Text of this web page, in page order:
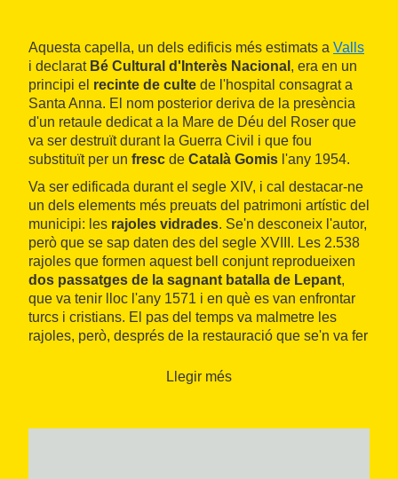
Aquesta capella, un dels edificis més estimats a Valls
i declarat Bé Cultural d'Interès Nacional , era en un
principi el recinte de culte de l'hospital consagrat a
Santa Anna. El nom posterior deriva de la presència
d'un retaule dedicat a la Mare de Déu del Roser que
va ser destruït durant la Guerra Civil i que fou
substituït per un fresc de Català Gomis l'any 1954.
Va ser edificada durant el segle XIV, i cal destacar-ne
un dels elements més preuats del patrimoni artístic del
municipi: les rajoles vidrades. Se'n desconeix l'autor,
però que se sap daten des del segle XVIII. Les 2.538
rajoles que formen aquest bell conjunt reprodueixen
dos passatges de la sagnant batalla de Lepant,
que va tenir lloc l'any 1571 i en què es van enfrontar
turcs i cristians. El pas del temps va malmetre les
rajoles, però, després de la restauració que se'n va fer
aspecte original.
Llegir més